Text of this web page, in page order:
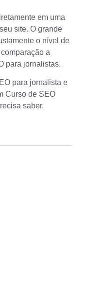
em uma
site. O grande
o nível de
a
para jornalistas.
para jornalista e
Curso de SEO
saber.